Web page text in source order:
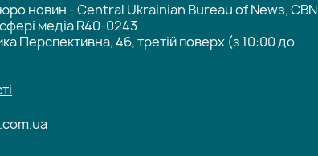
новин - Central Ukrainian Bureau of News, CBN
медіа R40-0243
Перспективна, 46, третій поверх (з 10:00 до